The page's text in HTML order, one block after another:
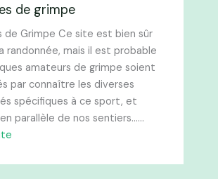
de grimpe
de Grimpe Ce site est bien sûr
randonnée, mais il est probable
amateurs de grimpe soient
par connaître les diverses
spécifiques à ce sport, et
parallèle de nos sentiers……